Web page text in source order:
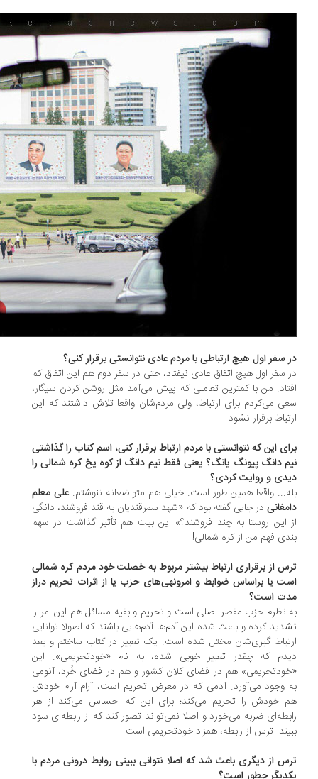
سفر اول هیچ ارتباطی با مردم عادی نتوانستی برقرار کنی؟
سفر اول هیچ اتفاق عادی نیفتاد، حتی در سفر دوم هم این اتفاق کم
من با کمترین تعاملی که پیش می‌آمد مثل روشن کردن سیگار،
می‌کردم برای ارتباط، ولی مردم‌شان واقعا تلاش داشتند که این
برقرار نشود.
این که نتوانستی با مردم ارتباط برقرار کنی، اسم کتاب را گذاشتی
دانگ پیونگ یانگ؟ یعنی فقط نیم دانگ از کوه یخ کره شمالی را
و روایت کردی؟
واقعا همین طور است. خیلی هم متواضعانه ننوشتم.علی معلم
در جایی گفته بود که «شهد سمرقندیان به قند فروشند، دانگی
این روستا به چند فروشند؟» این بیت هم تأثیر گذاشت در سهم
فهم من از کره شمالی!
از برقراری ارتباط بیشتر مربوط به خصلت خود مردم کره شمالی
یا براساس ضوابط و امرونهی‌های حزب یا از اثرات تحریم دراز
است؟
نظرم حزب مقصر اصلی است و تحریم و بقیه مسائل هم این امر را
کرده و باعث شده این آدم‌ها آدم‌هایی باشند که اصولا توانایی
گیری‌شان مختل شده است. یک تعبیر در کتاب ساختم و بعد
که چقدر تعبیر خوبی شده، به نام «خودتحریمی». این
هم در فضای کلان کشور و هم در فضای خُرد، آنومی
وجود می‌آورد. آدمی که در معرض تحریم است، آرام آرام خودش
خودش را تحریم می‌کند؛ برای این که احساس می‌کند از هر
ضربه می‌خورد و اصلا نمی‌تواند تصور کند که از رابطه‌ای سود
ترس از رابطه، همزاد خودتحریمی است.
از دیگری باعث شد که اصلا نتوانی ببینی روابط درونی مردم با